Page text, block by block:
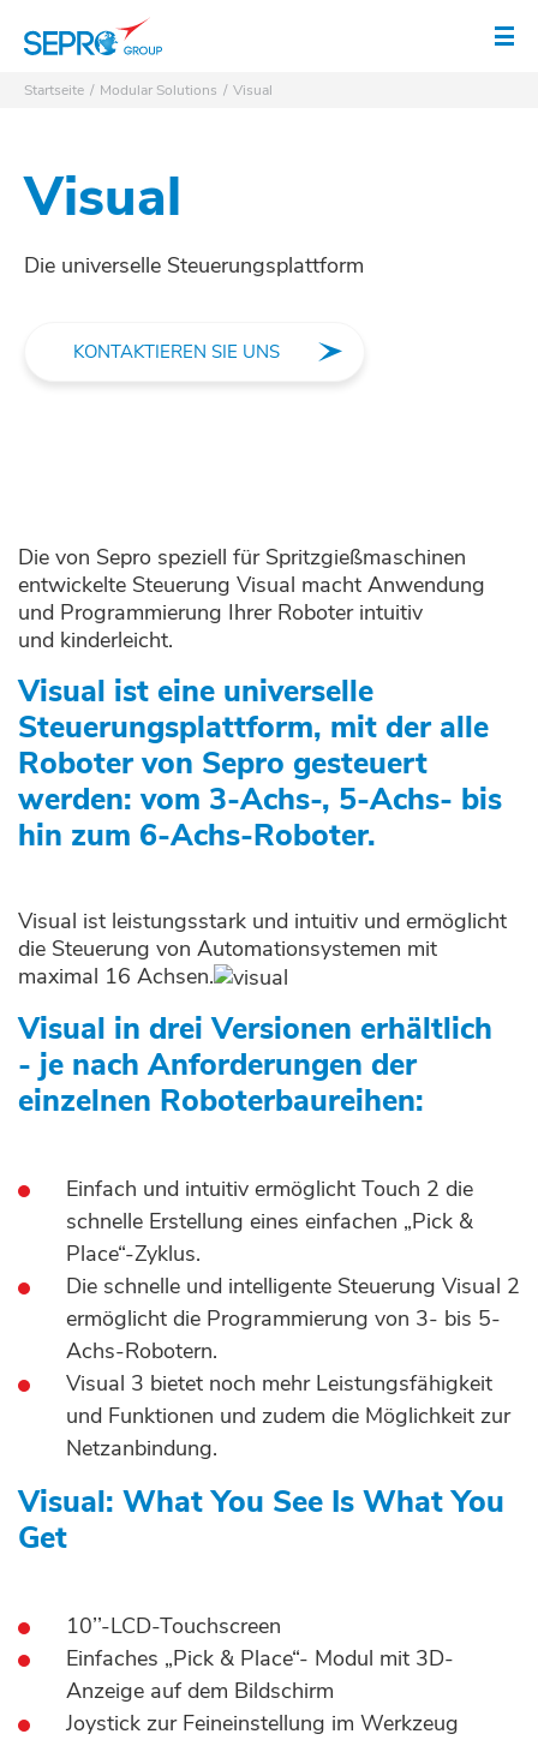
Startseite Modular Solutions Visual
Visual
Die universelle Steuerungsplattform
KONTAKTIEREN SIE UNS
Die von Sepro speziell für Spritzgießmaschinen
entwickelte Steuerung Visual macht Anwendung
und Programmierung Ihrer Roboter intuitiv
und kinderleicht.
Visual ist eine universelle
Steuerungsplattform, mit der alle
Roboter von Sepro gesteuert
werden: vom 3-Achs-, 5-Achs- bis
hin zum 6-Achs-Roboter.
Visual ist leistungsstark und intuitiv und ermöglicht
die Steuerung von Automationsystemen mit
maximal 16 Achsen.
Visual in drei Versionen erhältlich
- je nach Anforderungen der
einzelnen Roboterbaureihen:
Einfach und intuitiv ermöglicht Touch 2 die
schnelle Erstellung eines einfachen „Pick &
Place“-Zyklus.
Die schnelle und intelligente Steuerung Visual 2
ermöglicht die Programmierung von 3- bis 5-
Achs-Robotern.
Visual 3 bietet noch mehr Leistungsfähigkeit
und Funktionen und zudem die Möglichkeit zur
Netzanbindung.
Visual: What You See Is What You
Get
10’’-LCD-Touchscreen
Einfaches „Pick & Place“- Modul mit 3D-
Anzeige auf dem Bildschirm
Joystick zur Feineinstellung im Werkzeug